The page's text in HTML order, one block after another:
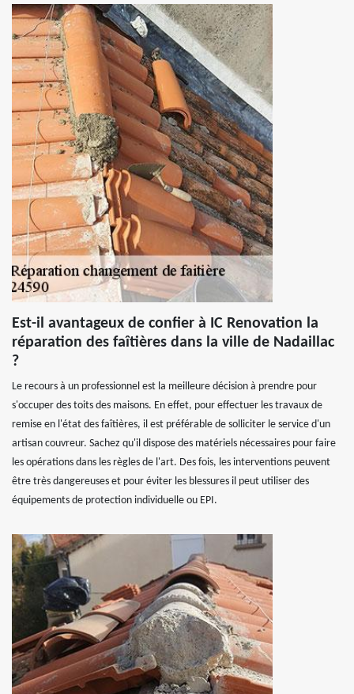
Est-il avantageux de confier à IC Renovation la
réparation des faîtières dans la ville de Nadaillac
?
Le recours à un professionnel est la meilleure décision à prendre pour
s'occuper des toits des maisons. En effet, pour effectuer les travaux de
remise en l'état des faîtières, il est préférable de solliciter le service d'un
artisan couvreur. Sachez qu'il dispose des matériels nécessaires pour faire
les opérations dans les règles de l'art. Des fois, les interventions peuvent
être très dangereuses et pour éviter les blessures il peut utiliser des
équipements de protection individuelle ou EPI.